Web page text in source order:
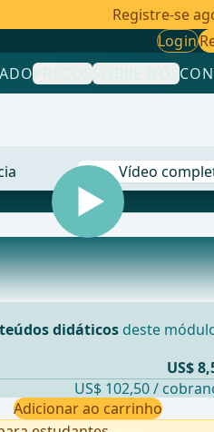
Registre-se
Login
PREÇOSSOBRE NÓS
Vídeo
didáticosdeste
US$
US$ 102,50 /
Adicionar ao carrinho